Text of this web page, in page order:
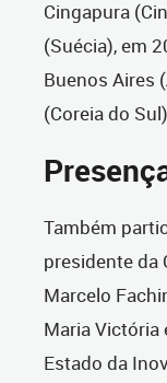
Cingapura
(Suécia), em
Buenos Aires
(Coreia do
Também
presidente da
Marcelo
Maria Victória
Estado da